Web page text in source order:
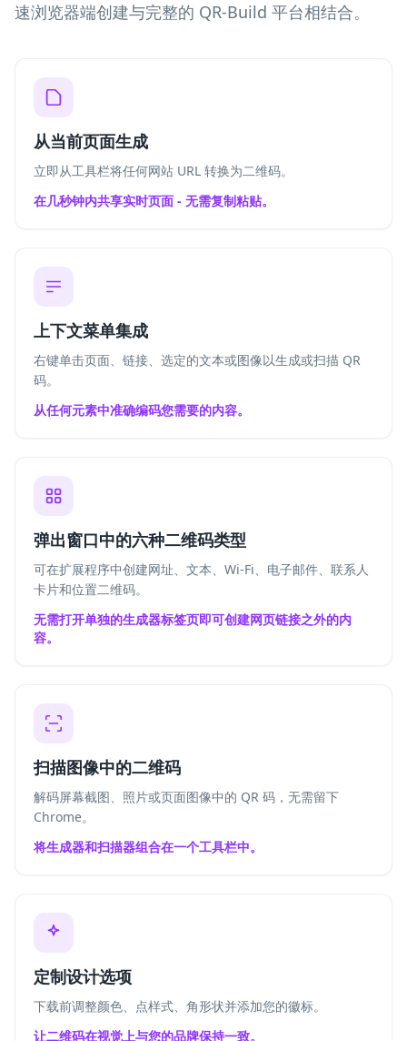
速浏览器端创建与完整的 QR-Build 平台相结合。
从当前页面生成
立即从工具栏将任何网站 URL 转换为二维码。
在几秒钟内共享实时页面 - 无需复制粘贴。
上下文菜单集成
右键单击页面、链接、选定的文本或图像以生成或扫描 QR
码。
从任何元素中准确编码您需要的内容。
弹出窗口中的六种二维码类型
可在扩展程序中创建网址、文本、Wi-Fi、电子邮件、联系人
卡片和位置二维码。
无需打开单独的生成器标签页即可创建网页链接之外的内
容。
扫描图像中的二维码
解码屏幕截图、照片或页面图像中的 QR 码，无需留下
Chrome。
将生成器和扫描器组合在一个工具栏中。
定制设计选项
下载前调整颜色、点样式、角形状并添加您的徽标。
让二维码在视觉上与您的品牌保持一致。